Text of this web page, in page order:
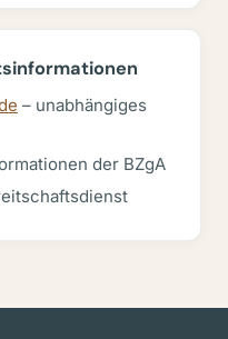
– unabhängiges
der BZgA